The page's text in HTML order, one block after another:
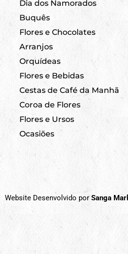
Dia dos Namorados
Buquês
Flores e Chocolates
Arranjos
Orquídeas
Flores e Bebidas
Cestas de Café da Manhã
Coroa de Flores
Flores e Ursos
Ocasiões
Website Desenvolvido porSanga